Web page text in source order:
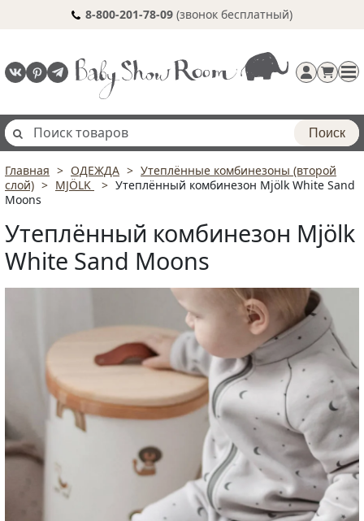
8-800-201-78-09 (звонок бесплатный)
Регистрация
Поиск
Главная ОДЕЖДА
Утеплённые комбинезоны (второй
слой)
MJÖLK
Утеплённый комбинезон Mjölk White Sand
Moons
Утеплённый комбинезон Mjölk
White Sand Moons